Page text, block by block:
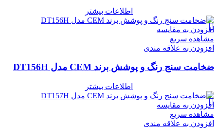
اطلاعات بیشتر
افزودن به مقایسه
مشاهده سریع
افزودن به علاقه مندی
ضخامت سنج رنگ و پوشش برند CEM مدل DT156H
اطلاعات بیشتر
افزودن به مقایسه
مشاهده سریع
افزودن به علاقه مندی